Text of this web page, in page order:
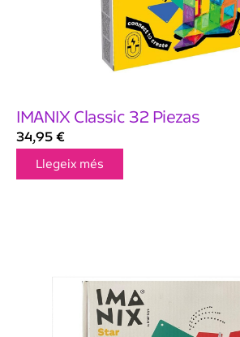
IMANIX Classic 32 Piezas
34,95 €
Llegeix més